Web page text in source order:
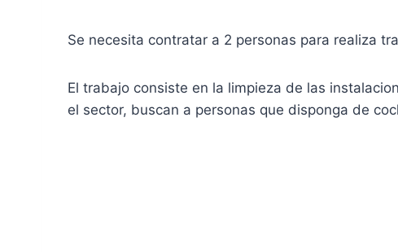
Se necesita contratar a 2 personas para realiza
El trabajo consiste en la limpieza de las
el sector, buscan a personas que disponga de